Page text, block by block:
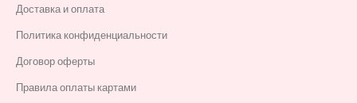
Доставка и оплата
Политика конфиденциальности
Договор оферты
Правила оплаты картами